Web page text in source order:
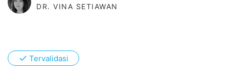
DR. VINA SETIAWAN
✓ Tervalidasi